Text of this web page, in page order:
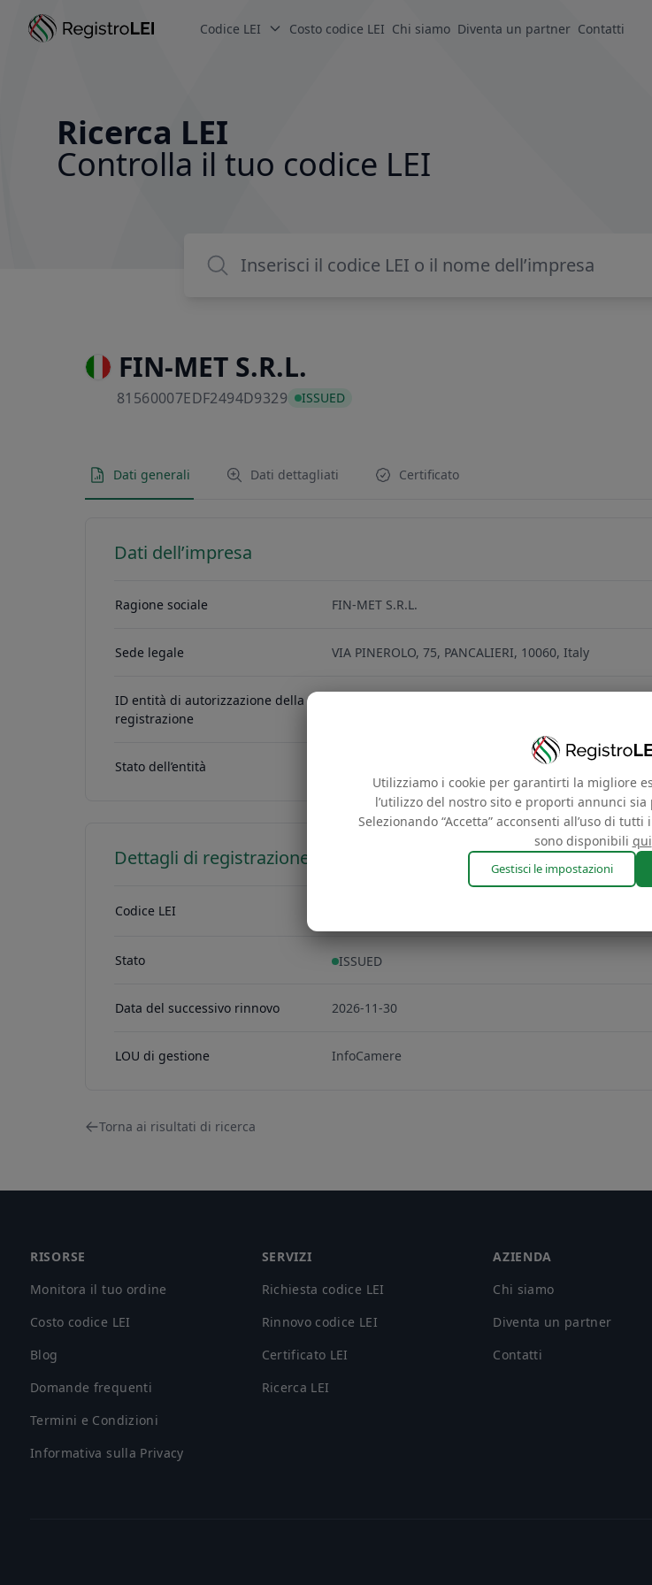
Codice LEI Costo codice LEI Chi siamo Diventa un partner Contatti
Ricerca LEI
Controlla il tuo codice LEI
FIN-MET S.R.L.
81560007EDF2494D9329 81560007EDF2494D9329
ISSUED
Dati generali Dati dettagliati Certificato
Dati dell’impresa
Ragione sociale FIN-MET S.R.L.
Sede legale VIA PINEROLO, 75, PANCALIERI, 10060, Italy
ID entità di autorizzazione della
registrazione
Stato dell’entità
Dettagli di registrazione LEI
Codice LEI
Stato ISSUED
Data del successivo rinnovo 2026-11-30
LOU di gestione InfoCamere
Torna ai risultati di ricerca
RISORSE
Monitora il tuo ordine
Costo codice LEI
Blog
Domande frequenti
Termini e Condizioni
Informativa sulla Privacy
SERVIZI
Richiesta codice LEI
Rinnovo codice LEI
Certificato LEI
Ricerca LEI
AZIENDA
Chi siamo
Diventa un partner
Contatti
Utilizziamo i cookie per garantirti la migliore
l’utilizzo del nostro sito e proporti annunci
Selezionando “Accetta” acconsenti all’uso di
sono disponibili qui
Gestisci le impostazioni